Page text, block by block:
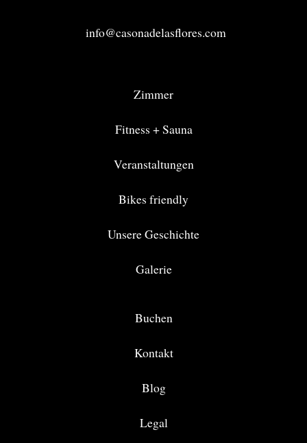
info@casonadelasflores.com
Zimmer
Fitness + Sauna
Veranstaltungen
Bikes friendly
Unsere Geschichte
Galerie
Buchen
Kontakt
Blog
Legal